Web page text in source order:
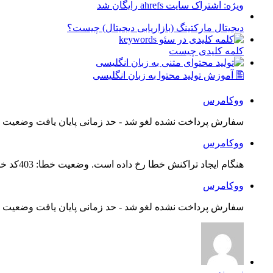
ویژه: اشتراک سایت ahrefs رایگان شد
دیجیتال مارکتینگ (بازاریابی دیجیتال) چیست؟
کلمه کلیدی چیست
🖺 آموزش تولید محتوا به زبان انگلیسی
ووکامرس
سفارش پرداخت نشده لغو شد - حد زمانی پایان یافت
ووکامرس
هنگام ایجاد تراکنش خطا رخ داده است. وضعیت خطا: 403کد خطا: 21...
ووکامرس
سفارش پرداخت نشده لغو شد - حد زمانی پایان یافت